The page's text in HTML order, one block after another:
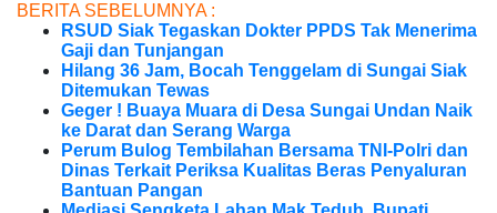
BERITA SEBELUMNYA :
RSUD Siak Tegaskan Dokter PPDS Tak Menerima
Gaji dan Tunjangan
Hilang 36 Jam, Bocah Tenggelam di Sungai Siak
Ditemukan Tewas
Geger ! Buaya Muara di Desa Sungai Undan Naik
ke Darat dan Serang Warga
Perum Bulog Tembilahan Bersama TNI-Polri dan
Dinas Terkait Periksa Kualitas Beras Penyaluran
Bantuan Pangan